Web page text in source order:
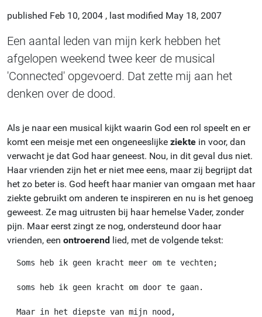
published Feb 10, 2004 , last modified May 18, 2007
Een aantal leden van mijn kerk hebben het
afgelopen weekend twee keer de musical
'Connected' opgevoerd. Dat zette mij aan het
denken over de dood.
Als je naar een musical kijkt waarin God een rol speelt en er
komt een meisje met een ongeneeslijke ziekte in voor, dan
verwacht je dat God haar geneest. Nou, in dit geval dus niet.
Haar vrienden zijn het er niet mee eens, maar zij begrijpt dat
het zo beter is. God heeft haar manier van omgaan met haar
ziekte gebruikt om anderen te inspireren en nu is het genoeg
geweest. Ze mag uitrusten bij haar hemelse Vader, zonder
pijn. Maar eerst zingt ze nog, ondersteund door haar
vrienden, een ontroerend lied, met de volgende tekst:
  Soms heb ik geen kracht meer om te vechten;
  soms heb ik geen kracht om door te gaan.
  Maar in het diepste van mijn nood,